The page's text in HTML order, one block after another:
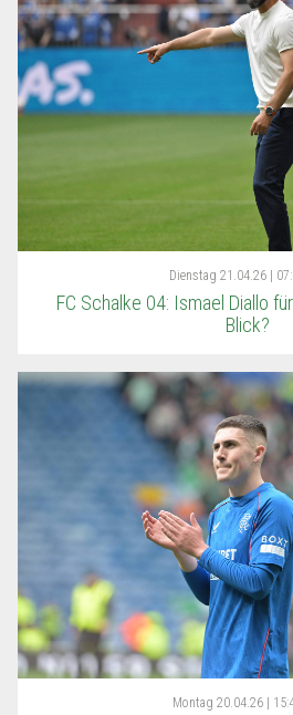
Dienstag 21.04.26 |
FC Schalke 04: Ismael Diallo
Blick?
Montag 20.04.26 |